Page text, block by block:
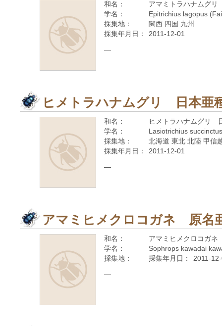
和名：
アマミトラハナムグリ
学名：
Epitrichius lagopus
採集地：
関西 四国 九州
採集年月日：
2011-12-01
—
ヒメトラハナムグリ 日本亜
和名：
ヒメトラハナムグリ
学名：
Lasiotrichius
採集地：
北海道 東北 北陸 甲信
採集年月日：
2011-12-01
—
アマミヒメクロコガネ 原名
和名：
アマミヒメクロコガ
学名：
Sophrops kawadai
採集地：
採集年月日： 2011-
—